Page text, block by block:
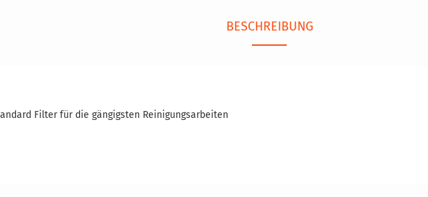
BESCHREIBUNG
Filter für die gängigsten Reinigungsarbeiten